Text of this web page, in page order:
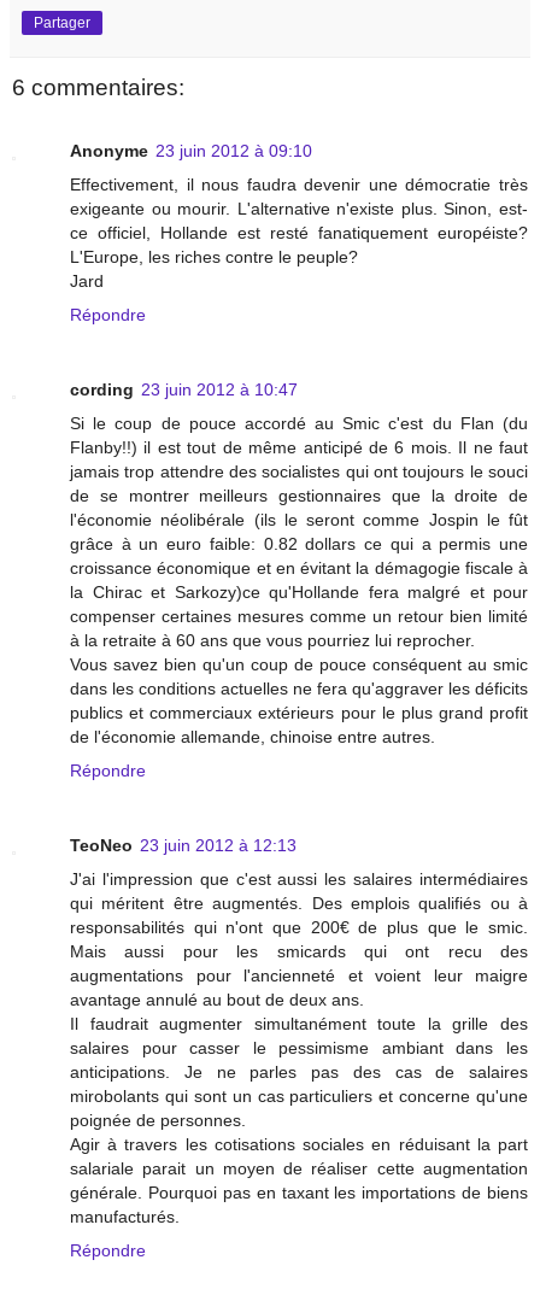
Partager
6 commentaires:
Anonyme 23 juin 2012 à 09:10
Effectivement, il nous faudra devenir une démocratie très
exigeante ou mourir. L'alternative n'existe plus. Sinon, est-
ce officiel, Hollande est resté fanatiquement européiste?
L'Europe, les riches contre le peuple?
Jard
Répondre
cording 23 juin 2012 à 10:47
Si le coup de pouce accordé au Smic c'est du Flan (du
Flanby!!) il est tout de même anticipé de 6 mois. Il ne faut
jamais trop attendre des socialistes qui ont toujours le souci
de se montrer meilleurs gestionnaires que la droite de
l'économie néolibérale (ils le seront comme Jospin le fût
grâce à un euro faible: 0.82 dollars ce qui a permis une
croissance économique et en évitant la démagogie fiscale à
la Chirac et Sarkozy)ce qu'Hollande fera malgré et pour
compenser certaines mesures comme un retour bien limité
à la retraite à 60 ans que vous pourriez lui reprocher.
Vous savez bien qu'un coup de pouce conséquent au smic
dans les conditions actuelles ne fera qu'aggraver les déficits
publics et commerciaux extérieurs pour le plus grand profit
de l'économie allemande, chinoise entre autres.
Répondre
TeoNeo 23 juin 2012 à 12:13
J'ai l'impression que c'est aussi les salaires intermédiaires
qui méritent être augmentés. Des emplois qualifiés ou à
responsabilités qui n'ont que 200€ de plus que le smic.
Mais aussi pour les smicards qui ont recu des
augmentations pour l'ancienneté et voient leur maigre
avantage annulé au bout de deux ans.
Il faudrait augmenter simultanément toute la grille des
salaires pour casser le pessimisme ambiant dans les
anticipations. Je ne parles pas des cas de salaires
mirobolants qui sont un cas particuliers et concerne qu'une
poignée de personnes.
Agir à travers les cotisations sociales en réduisant la part
salariale parait un moyen de réaliser cette augmentation
générale. Pourquoi pas en taxant les importations de biens
manufacturés.
Répondre